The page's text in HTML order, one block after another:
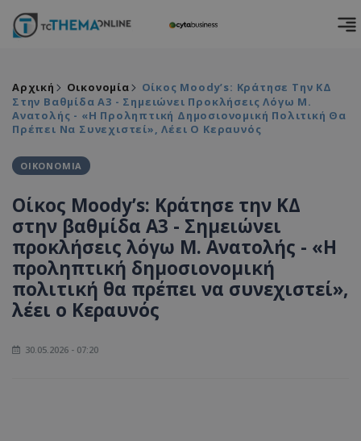
Αρχική Οικονομία
Οίκος Moody’s: Κράτησε Την ΚΔ
Στην Βαθμίδα Α3 - Σημειώνει Προκλήσεις Λόγω Μ.
Ανατολής - «Η Προληπτική Δημοσιονομική Πολιτική Θα
Πρέπει Να Συνεχιστεί», Λέει Ο Κεραυνός
ΟΙΚΟΝΟΜΙΑ
Οίκος Moody’s: Κράτησε την ΚΔ
στην βαθμίδα Α3 - Σημειώνει
προκλήσεις λόγω Μ. Ανατολής - «Η
προληπτική δημοσιονομική
πολιτική θα πρέπει να συνεχιστεί»,
λέει ο Κεραυνός
30.05.2026 - 07:20